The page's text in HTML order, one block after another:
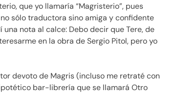
que yo llamaría “Magristerio”, pues
sólo traductora sino amiga y confidente
nota al calce: Debo decir que Tere, de
en la obra de Sergio Pitol, pero yo
devoto de Magris (incluso me retraté con
bar-librería que se llamará Otro